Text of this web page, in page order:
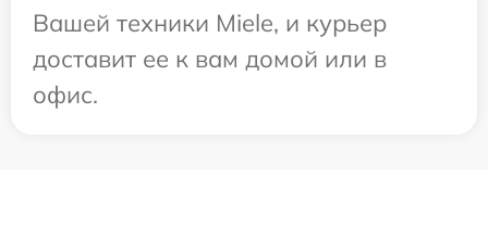
Вашей техники Miele, и курьер
доставит ее к вам домой или в
офис.